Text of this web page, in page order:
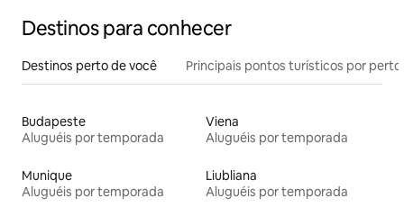
Destinos para conhecer
Destinos perto de você Principais pontos turísticos por perto
Budapeste
Aluguéis por temporada
Viena
Aluguéis por temporada
Munique
Aluguéis por temporada
Liubliana
Aluguéis por temporada